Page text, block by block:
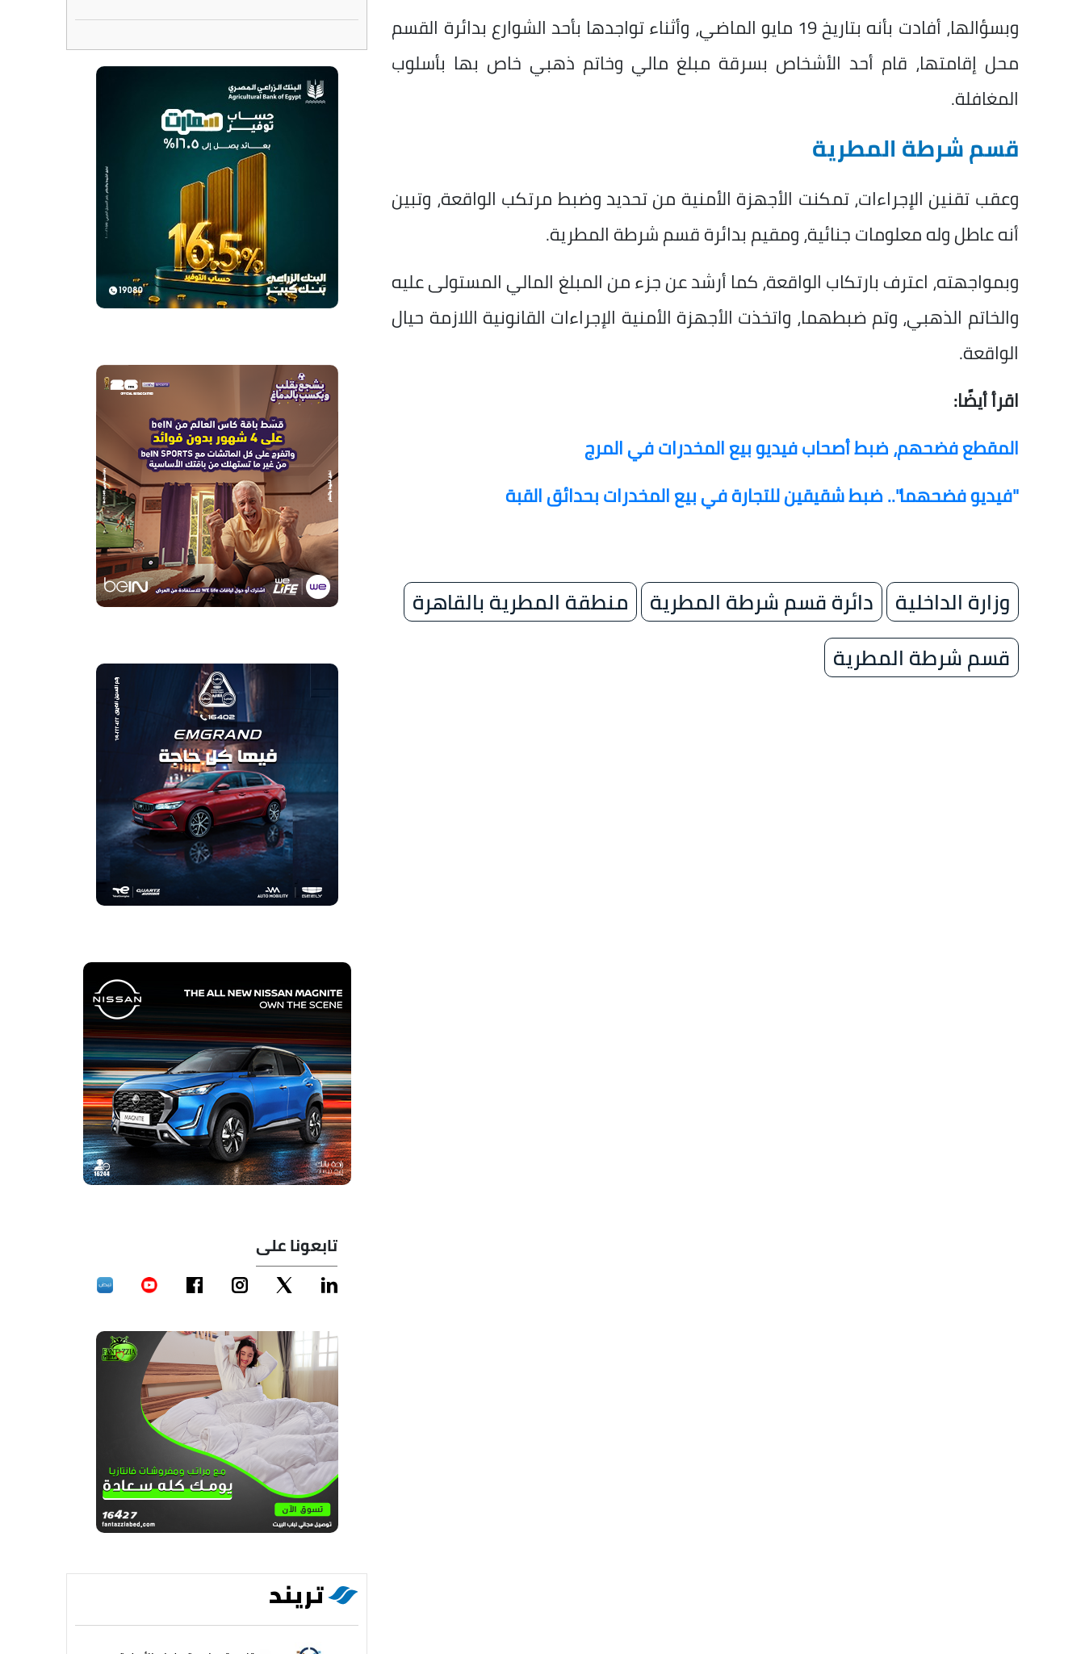
وبسؤالها، أفادت بأنه بتاريخ 19 مايو الماضي، وأثناء تواجدها بأحد الشوارع بدائرة القسم
محل إقامتها، قام أحد الأشخاص بسرقة مبلغ مالي وخاتم ذهبي خاص بها بأسلوب
المغافلة.
قسم شرطة المطرية
وعقب تقنين الإجراءات، تمكنت الأجهزة الأمنية من تحديد وضبط مرتكب الواقعة، وتبين
أنه عاطل وله معلومات جنائية، ومقيم بدائرة قسم شرطة المطرية.
وبمواجهته، اعترف بارتكاب الواقعة، كما أرشد عن جزء من المبلغ المالي المستولى عليه
والخاتم الذهبي، وتم ضبطهما، واتخذت الأجهزة الأمنية الإجراءات القانونية اللازمة حيال
الواقعة.
اقرأ أيضًا:
المقطع فضحهم، ضبط أصحاب فيديو بيع المخدرات في المرج
"فيديو فضحهما".. ضبط شقيقين للتجارة في بيع المخدرات بحدائق القبة
وزارة الداخلية دائرة قسم شرطة المطرية
منطقة المطرية بالقاهرة
قسم شرطة المطرية
تابعونا على
تريند